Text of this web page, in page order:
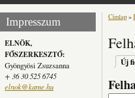
Impresszum
ELNÖK,
FŐSZERKESZTŐ:
Gyöngyösi Zsuzsanna
+ 36 30 525 6745
elnok@kame.hu
Címlap »
Új